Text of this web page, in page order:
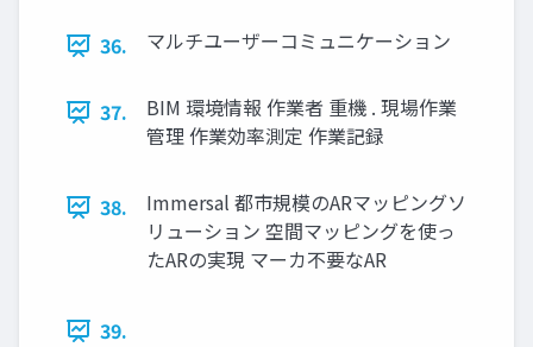
36. マルチユーザーコミュニケーション
37.
BIM 環境情報 作業者 重機 . 現場作業
管理 作業効率測定 作業記録
38.
Immersal 都市規模のARマッピングソ
リューション 空間マッピングを使っ
たARの実現 マーカ不要なAR
39.